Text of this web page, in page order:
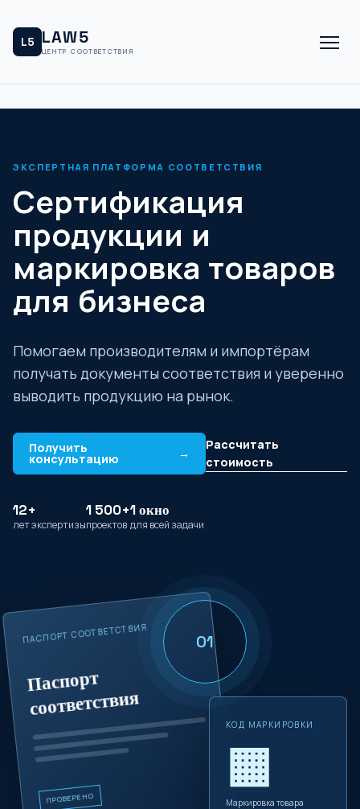
L5 LAW5
ЦЕНТР СООТВЕТСТВИЯ
ЭКСПЕРТНАЯ ПЛАТФОРМА СООТВЕТСТВИЯ
Сертификация
продукции и
маркировка товаров
для бизнеса
Помогаем производителям и импортёрам
получать документы соответствия и уверенно
выводить продукцию на рынок.
Получить
консультацию →
Рассчитать
стоимость
12+
лет экспертизы
1 500+
проектов
1 окно
для всей задачи
ПАСПОРТ СООТВЕТСТВИЯ
Паспорт
соответствия
ПРОВЕРЕНО
КОД МАРКИРОВКИ
▦
Маркировка товара
01